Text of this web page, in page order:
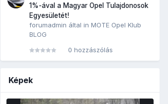
1%-ával a Magyar Opel Tulajdonosok
Egyesületét!
forumadmin által in MOTE Opel Klub
BLOG
0 hozzászólás
Képek